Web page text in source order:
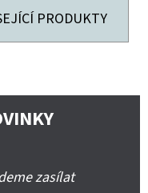
PRODUKTY
zasílat